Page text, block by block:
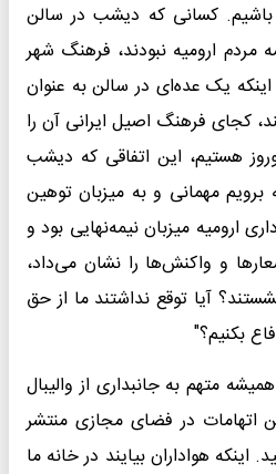
باشیم. کسانی که دیشب در سالن
مردم ارومیه نبودند، فرهنگ شهر
یک عده‌ای در سالن به عنوان
کجای فرهنگ اصیل ایرانی آن را
هستیم، این اتفاقی که دیشب
مهمانی و به میزبان توهین
ارومیه میزبان نیمه‌نهایی بود و
و واکنش‌ها را نشان می‌داد،
آیا توقع نداشتند ما از حق
بکنیم؟"
متهم به جانبداری از والیبال
اتهامات در فضای مجازی منتشر
هواداران بیایند در خانه ما